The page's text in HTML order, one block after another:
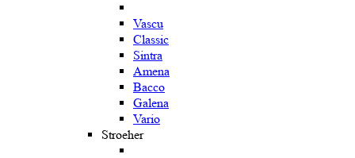
Vascu
Classic
Sintra
Amena
Bacco
Galena
Vario
Stroeher